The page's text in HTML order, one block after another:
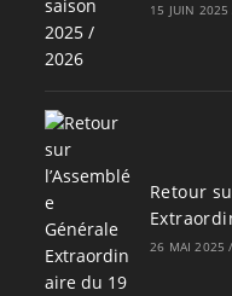
15 JUIN 2025
Retour
26 MAI 2025 /